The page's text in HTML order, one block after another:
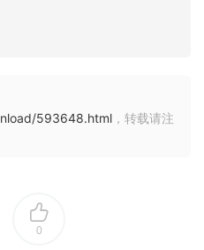
593648.html ，转载请注
0